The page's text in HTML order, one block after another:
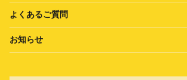
よくあるご質問
お知らせ